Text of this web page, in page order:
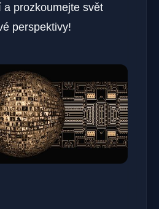
prozkoumejte svět
perspektivy!